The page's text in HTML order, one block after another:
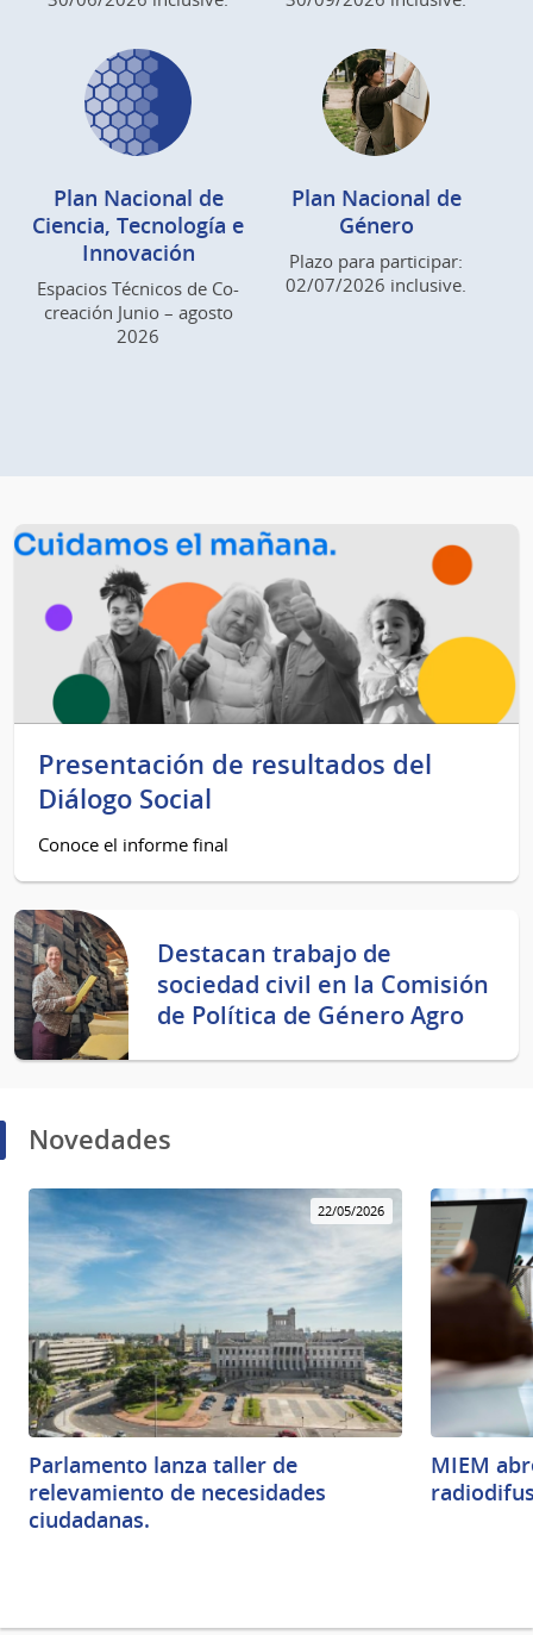
Plan Nacional de
Ciencia, Tecnología e
Innovación
Espacios Técnicos de Co-
creación Junio – agosto
2026
Plan Nacional de
Género
Plazo para participar:
02/07/2026 inclusive.
Presentación de resultados del
Diálogo Social
Conoce el informe final
Destacan trabajo de
sociedad civil en la Comisión
de Política de Género Agro
Novedades
22/05/2026
Parlamento lanza taller de
relevamiento de necesidades
ciudadanas.
MIEM